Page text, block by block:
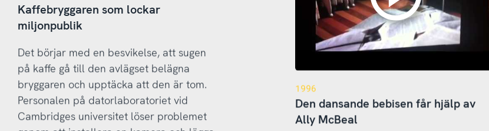
Kaffebryggaren som lockar
miljonpublik
Det börjar med en besvikelse, att sugen
på kaffe gå till den avlägset belägna
bryggaren och upptäcka att den är tom.
Personalen på datorlaboratoriet vid
Cambridges universitet löser problemet
1996
Den dansande bebisen får hjälp av
Ally McBeal